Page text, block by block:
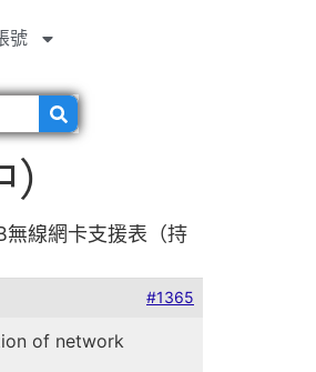
號
無線網卡支援表（持
#1365
of network